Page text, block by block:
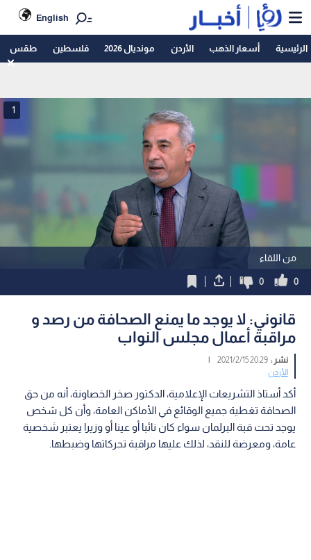
English
الرئيسية أسعار الذهب الأردن مونديال 2026 فلسطين طقس
من اللقاء
1
0
0
قانوني: لا يوجد ما يمنع الصحافة من رصد و
مراقبة أعمال مجلس النواب
نشر :20:29 2021/2/15
|
الأردن
أكد أستاذ التشريعات الإعلامية، الدكتور صخر الخصاونة، أنه من حق
الصحافة تغطية جميع الوقائع في الأماكن العامة، وأن كل شخص
يوجد تحت قبة البرلمان سواء كان نائبا أو عينا أو وزيرا يعتبر شخصية
عامة، ومعرضة للنقد، لذلك عليها مراقبة تحركاتها وضبطها.